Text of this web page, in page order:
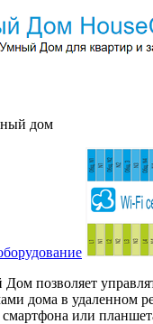
дом
позволяет
дома в удаленном
смартфона или